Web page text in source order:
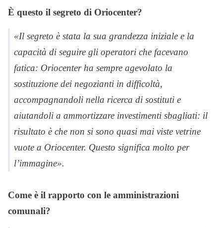
È questo il segreto di Oriocenter?
«Il segreto è stata la sua grandezza iniziale e la
capacità di seguire gli operatori che facevano
fatica: Oriocenter ha sempre agevolato la
sostituzione dei negozianti in difficoltà,
accompagnandoli nella ricerca di sostituti e
aiutandoli a ammortizzare investimenti sbagliati: il
risultato è che non si sono quasi mai viste vetrine
vuote a Oriocenter. Questo significa molto per
l’immagine».
Come è il rapporto con le amministrazioni
comunali?